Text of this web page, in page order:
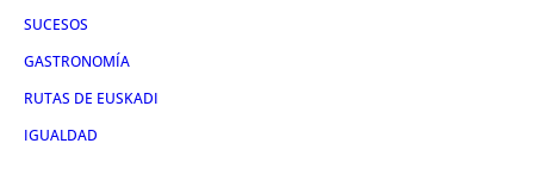
SUCESOS
GASTRONOMÍA
RUTAS DE EUSKADI
IGUALDAD